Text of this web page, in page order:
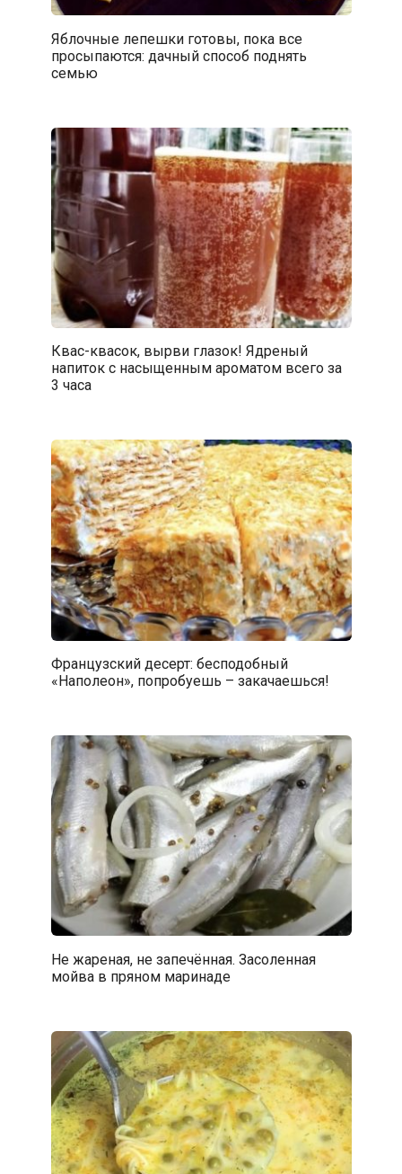
Яблочные лепешки готовы, пока все
просыпаются: дачный способ поднять
семью
Квас-квасок, вырви глазок! Ядреный
напиток с насыщенным ароматом всего за
3 часа
Французский десерт: бесподобный
«Наполеон», попробуешь – закачаешься!
Не жареная, не запечённая. Засоленная
мойва в пряном маринаде